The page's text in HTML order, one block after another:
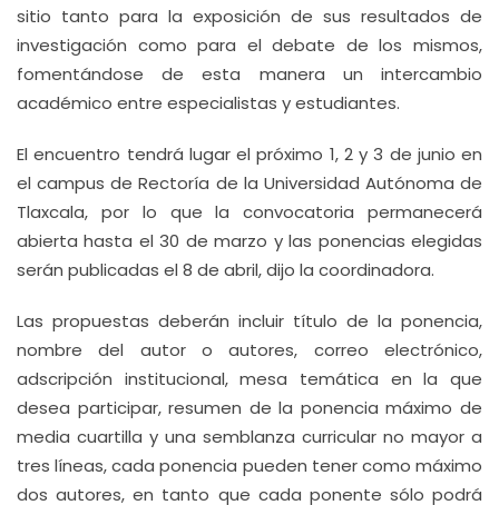
sitio tanto para la exposición de sus resultados de
investigación como para el debate de los mismos,
fomentándose de esta manera un intercambio
académico entre especialistas y estudiantes.
El encuentro tendrá lugar el próximo 1, 2 y 3 de junio en
el campus de Rectoría de la Universidad Autónoma de
Tlaxcala, por lo que la convocatoria permanecerá
abierta hasta el 30 de marzo y las ponencias elegidas
serán publicadas el 8 de abril, dijo la coordinadora.
Las propuestas deberán incluir título de la ponencia,
nombre del autor o autores, correo electrónico,
adscripción institucional, mesa temática en la que
desea participar, resumen de la ponencia máximo de
media cuartilla y una semblanza curricular no mayor a
tres líneas, cada ponencia pueden tener como máximo
dos autores, en tanto que cada ponente sólo podrá